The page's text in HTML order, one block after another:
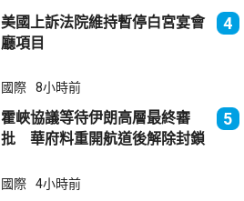
美國上訴法院維持暫停白宮宴會
廳項目
4
國際 8小時前
霍峽協議等待伊朗高層最終審
批 華府料重開航道後解除封鎖
5
國際 4小時前